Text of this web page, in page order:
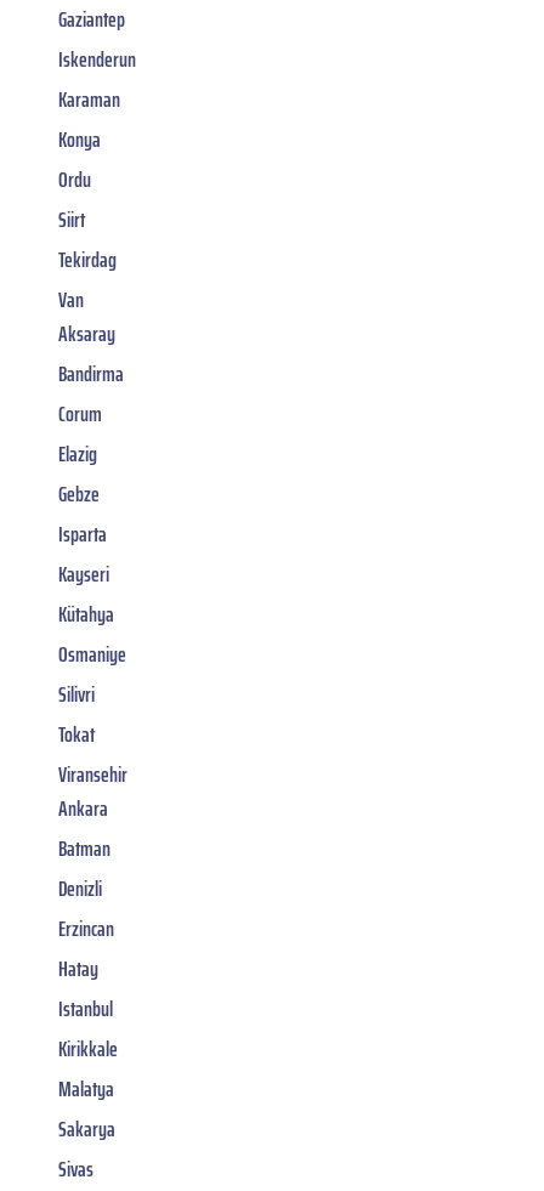
Gaziantep
Iskenderun
Karaman
Konya
Ordu
Siirt
Tekirdag
Van
Aksaray
Bandirma
Corum
Elazig
Gebze
Isparta
Kayseri
Kütahya
Osmaniye
Silivri
Tokat
Viransehir
Ankara
Batman
Denizli
Erzincan
Hatay
Istanbul
Kirikkale
Malatya
Sakarya
Sivas